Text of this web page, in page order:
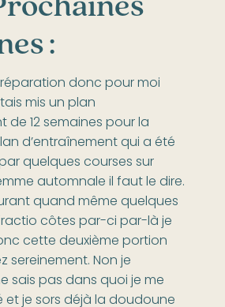
:
donc pour moi
mis un plan
de 12 semaines pour la
d’entraînement qui a été
quelques courses sur
automnale il faut le dire.
quand même quelques
côtes par-ci par-là je
cette deuxième portion
sereinement. Non je
sais pas dans quoi je me
et je sors déjà la doudoune